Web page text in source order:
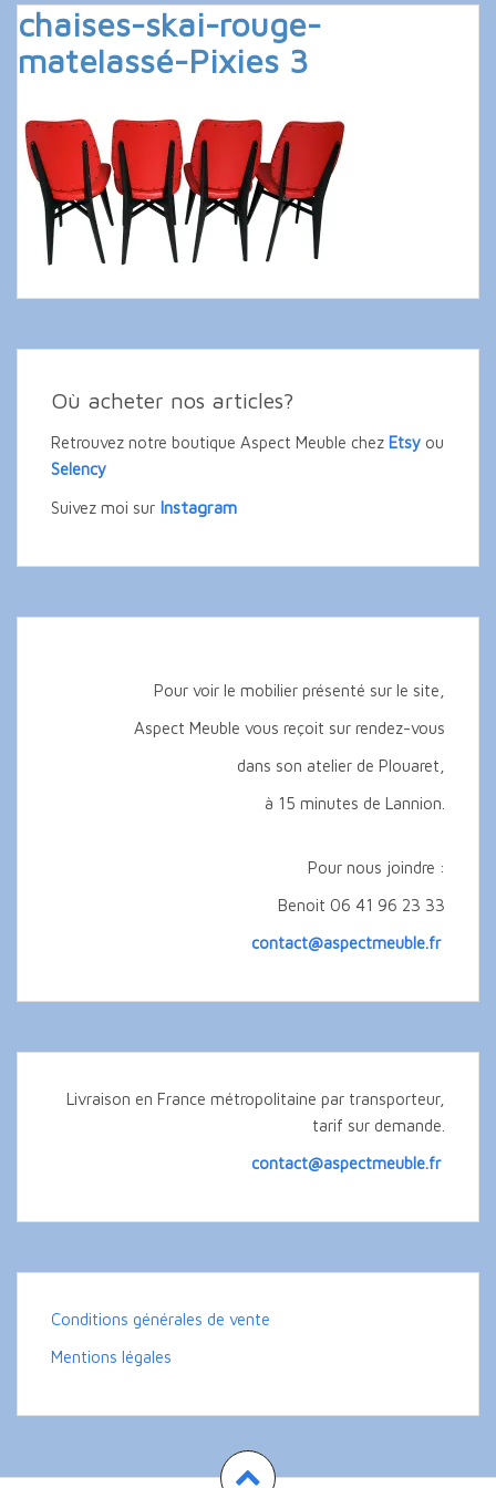
chaises-skai-rouge-
matelassé-Pixies 3
Où acheter nos articles?
Retrouvez notre boutique Aspect Meuble chez Etsy ou
Selency
Suivez moi sur Instagram
Pour voir le mobilier présenté sur le site,
Aspect Meuble vous reçoit sur rendez-vous
dans son atelier de Plouaret,
à 15 minutes de Lannion.
Pour nous joindre :
Benoit 06 41 96 23 33
contact@aspectmeuble.fr
Livraison en France métropolitaine par transporteur,
tarif sur demande.
contact@aspectmeuble.fr
Conditions générales de vente
Mentions légales